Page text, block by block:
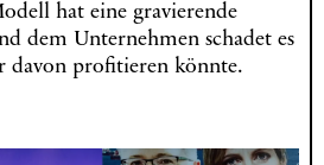
hat eine gravierende
dem Unternehmen schadet es
davon profitieren könnte.